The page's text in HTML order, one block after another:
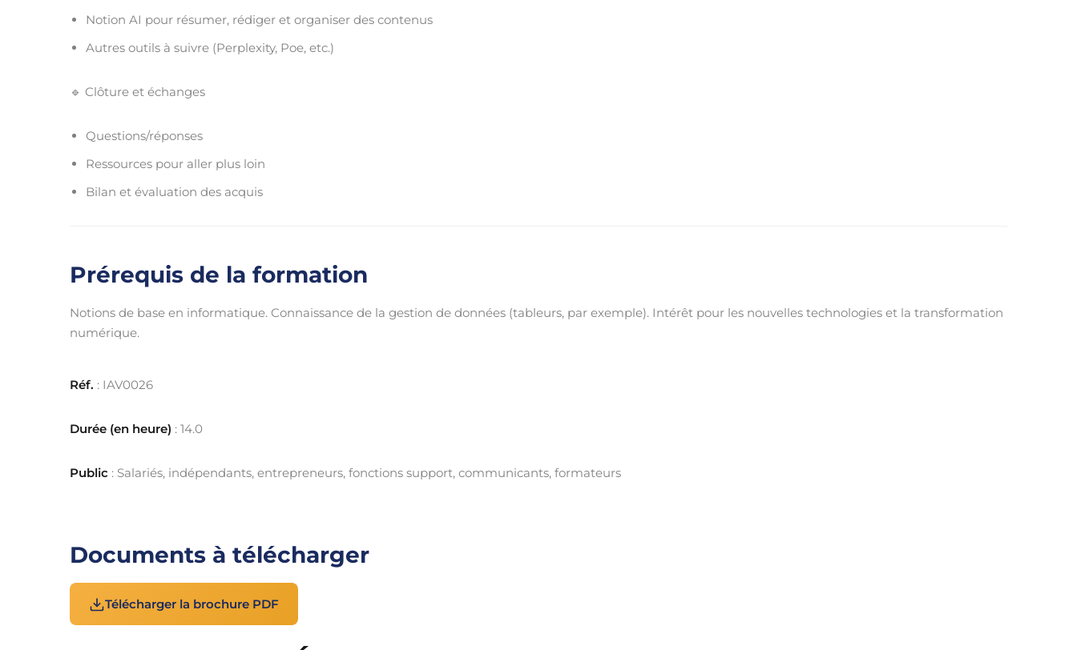
Notion AI pour résumer, rédiger et organiser des contenus
Autres outils à suivre (Perplexity, Poe, etc.)
🔹 Clôture et échanges
Questions/réponses
Ressources pour aller plus loin
Bilan et évaluation des acquis
Prérequis de la formation
Notions de base en informatique. Connaissance de la gestion de données (tableurs, par exemple). Intérêt pour les nouvelles technologies et la transformation
numérique.
Réf. : IAV0026
Durée (en heure) : 14.0
Public : Salariés, indépendants, entrepreneurs, fonctions support, communicants, formateurs
Documents à télécharger
Télécharger la brochure PDF